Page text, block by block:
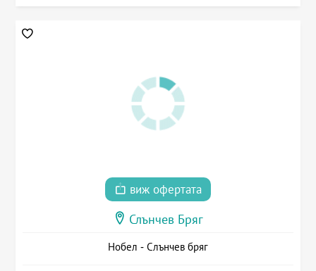
виж офертата
Слънчев Бряг
Нобел - Слънчев бряг